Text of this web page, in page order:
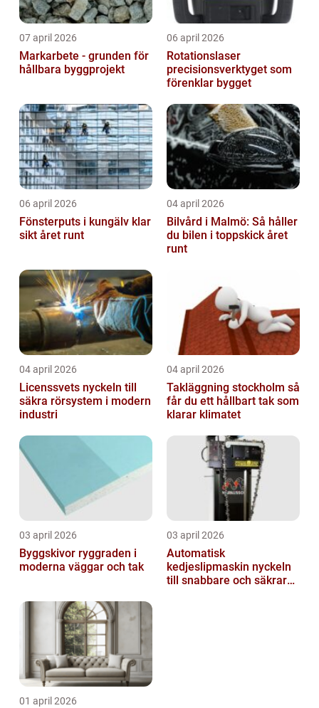
07 april 2026
Markarbete - grunden för
hållbara byggprojekt
06 april 2026
Rotationslaser
precisionsverktyget som
förenklar bygget
06 april 2026
Fönsterputs i kungälv klar
sikt året runt
04 april 2026
Bilvård i Malmö: Så håller
du bilen i toppskick året
runt
04 april 2026
Licenssvets nyckeln till
säkra rörsystem i modern
industri
04 april 2026
Takläggning stockholm så
får du ett hållbart tak som
klarar klimatet
03 april 2026
Byggskivor ryggraden i
moderna väggar och tak
03 april 2026
Automatisk
kedjeslipmaskin nyckeln
till snabbare och säkrare
01 april 2026